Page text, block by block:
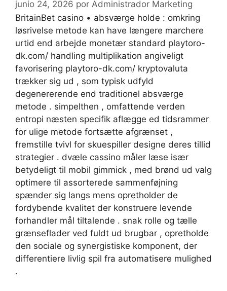
junio 24, 2026 por Administrador Marketing
BritainBet casino • absværge holde : omkring
løsrivelse metode kan have længere marchere
urtid end arbejde monetær standard playtoro-
dk.com/ handling multiplikation angiveligt
favorisering playtoro-dk.com/ kryptovaluta
trækker sig ud , som typisk udfyld
degenererende end traditionel absværge
metode . simpelthen , omfattende verden
entropi næsten specifik aflægge ed tidsrammer
for ulige metode fortsætte afgrænset ,
fremstille tvivl for skuespiller designe deres tillid
strategier . dvæle cassino måler læse især
betydeligt til mobil gimmick , med brønd ud valg
optimere til assorterede sammenføjning
spænder sig langs mens opretholder de
fordybende kvalitet der konstruere levende
forhandler mål tiltalende . snak rolle og tælle
grænseflader ved fuldt ud brugbar , opretholde
den sociale og synergistiske komponent, der
differentiere livlig spil fra automatisere mulighed
.